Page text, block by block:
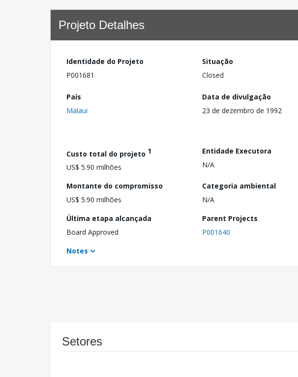
Projeto Detalhes
Identidade do Projeto
P001681
Situação
Closed
País
Malaui
Data de divulgação
23 de dezembro de 1992
Custo total do projeto 1
US$ 5.90 milhões
Entidade Executora
N/A
Montante do compromisso
US$ 5.90 milhões
Categoria ambiental
N/A
Última etapa alcançada
Board Approved
Parent Projects
P001640
Notes
Setores